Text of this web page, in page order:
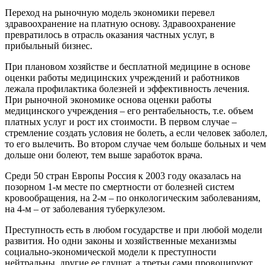
Переход на рыночную модель экономики перевел
здравоохранение на платную основу. Здравоохранение
превратилось в отрасль оказания частных услуг, в
прибыльный бизнес.
При плановом хозяйстве и бесплатной медицине в основе
оценки работы медицинских учреждений и работников
лежала профилактика болезней и эффективность лечения.
При рыночной экономике основа оценки работы
медицинского учреждения – его рентабельность, т.е. объем
платных услуг и рост их стоимости. В первом случае –
стремление создать условия не болеть, а если человек заболел,
то его вылечить. Во втором случае чем больше больных и чем
дольше они болеют, тем выше заработок врача.
Среди 50 стран Европы Россия к 2003 году оказалась на
позорном 1-м месте по смертности от болезней систем
кровообращения, на 2-м – по онкологическим заболеваниям,
на 4-м – от заболевания туберкулезом.
Преступность есть в любом государстве и при любой модели
развития. Но одни законы и хозяйственные механизмы
социально-экономической модели к преступности
нейтральны, другие ее глушат, а третьи сами провоцируют